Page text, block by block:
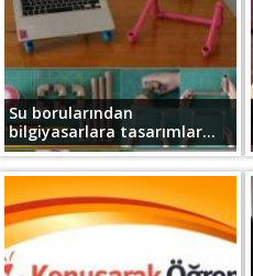
Su borularından
bilgiyasarlara tasarımlar...